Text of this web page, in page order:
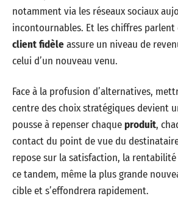
notamment via les réseaux sociaux
incontournables. Et les chiffres parlent
client fidèleassure un niveau de
celui d’un nouveau venu.
Face à la profusion d’alternatives,
centre des choix stratégiques devient
pousse à repenser chaqueproduit,
contact du point de vue du
repose sur la satisfaction, la
ce tandem, même la plus grande
cible et s’effondrera rapidement.